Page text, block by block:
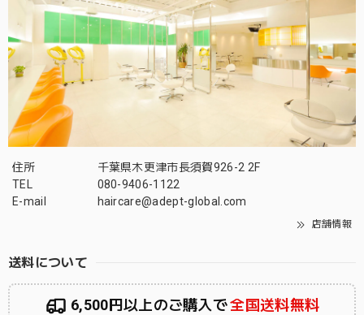
住所
千葉県木更津市長須賀926-2 2F
TEL
080-9406-1122
E-mail
haircare@adept-global.com
店舗情報
送料について
6,500円以上のご購入で全国送料無料